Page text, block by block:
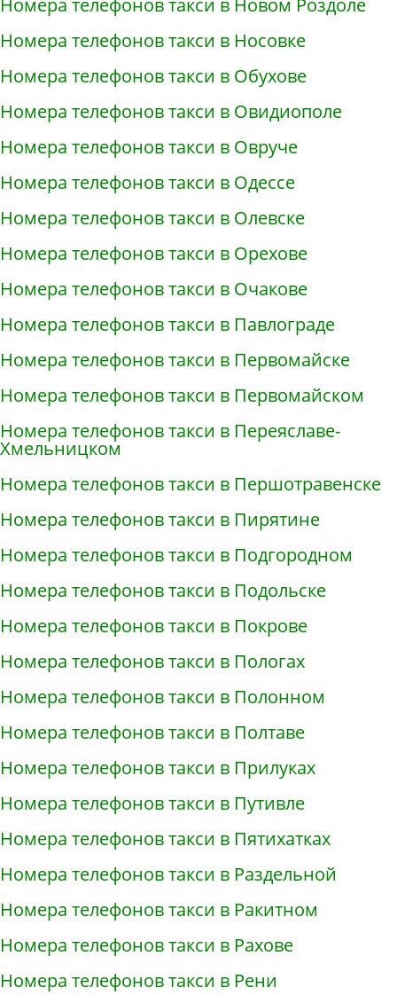
Номера телефонов такси в Новом Роздоле
Номера телефонов такси в Носовке
Номера телефонов такси в Обухове
Номера телефонов такси в Овидиополе
Номера телефонов такси в Овруче
Номера телефонов такси в Одессе
Номера телефонов такси в Олевске
Номера телефонов такси в Орехове
Номера телефонов такси в Очакове
Номера телефонов такси в Павлограде
Номера телефонов такси в Первомайске
Номера телефонов такси в Первомайском
Номера телефонов такси в Переяславе-
Хмельницком
Номера телефонов такси в Першотравенске
Номера телефонов такси в Пирятине
Номера телефонов такси в Подгородном
Номера телефонов такси в Подольске
Номера телефонов такси в Покрове
Номера телефонов такси в Пологах
Номера телефонов такси в Полонном
Номера телефонов такси в Полтаве
Номера телефонов такси в Прилуках
Номера телефонов такси в Путивле
Номера телефонов такси в Пятихатках
Номера телефонов такси в Раздельной
Номера телефонов такси в Ракитном
Номера телефонов такси в Рахове
Номера телефонов такси в Рени